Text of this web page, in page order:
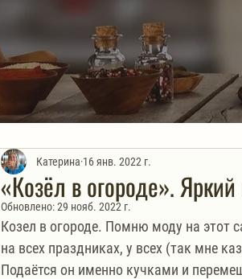
«Козёл в огороде».
Катерина 16 янв. 2022 г.
Обновлено:29 нояб. 2022 г.
Козел в огороде. Помню моду на этот
на всех праздниках, у всех (так мне
Подаётся он именно кучками и